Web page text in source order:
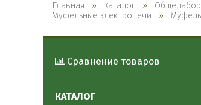
Главная Каталог
Муфельные электропечи
Сравнение товаров
КАТАЛОГ